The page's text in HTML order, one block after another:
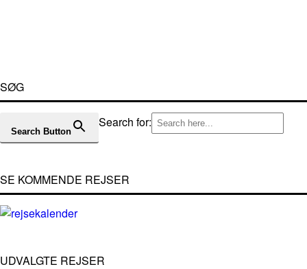
SØG
Search for:
Search Button
SE KOMMENDE REJSER
UDVALGTE REJSER